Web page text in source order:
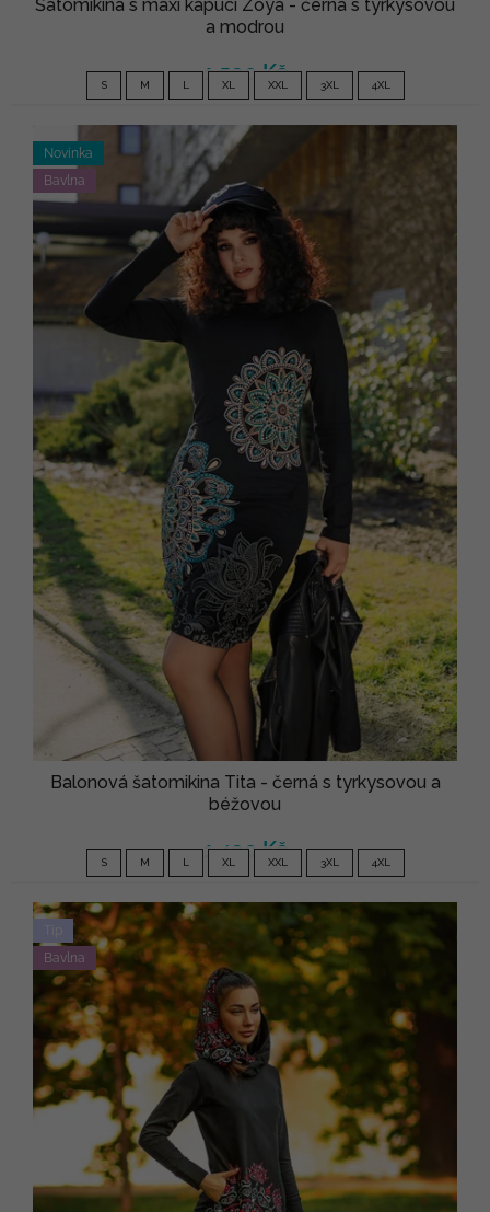
Šatomikina s maxi kapucí Zoya - černá s tyrkysovou
a modrou
1 590 Kč
S M L XL XXL 3XL 4XL
Novinka
Bavlna
Balonová šatomikina Tita - černá s tyrkysovou a
béžovou
1 490 Kč
S M L XL XXL 3XL 4XL
Bavlna